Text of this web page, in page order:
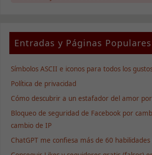
Entradas y Páginas Populares
Símbolos ASCII e iconos para todos los
Política de privacidad
Cómo descubrir a un estafador del amor
Bloqueo de seguridad de Facebook por
cambio de IP
ChatGPT me confiesa más de 60 habilidades